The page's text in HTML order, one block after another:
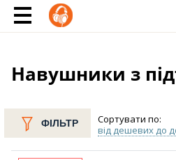
Телефон
Навушники з
ФІЛЬТР
Сортувати по:
від дешевих до